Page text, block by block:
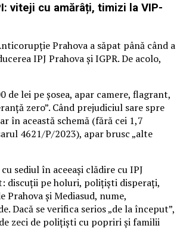
viteji cu amărâți, timizi la VIP-
Prahova a săpat până când a
IPJ Prahova și IGPR. De acolo,
de lei pe șosea, apar camere, flagrant,
zero”. Când prejudiciul sare spre
în această schemă (fără cei 1,7
4621/P/2023), apar brusc „alte
sediul în aceeași clădire cu IPJ
discuții pe holuri, polițiști disperați,
Prahova și Mediasud, nume,
Dacă se verifica serios „de la început”,
zeci de polițiști cu popriri și familii